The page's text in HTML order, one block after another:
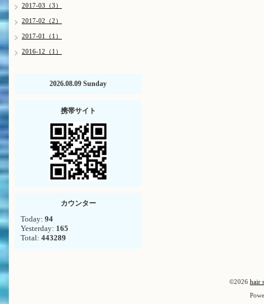
2017-03（3）
2017-02（2）
2017-01（1）
2016-12（1）
2026.08.09 Sunday
携帯サイト
カウンター
Today: 94
Yesterday: 165
Total: 443289
©2026 hair